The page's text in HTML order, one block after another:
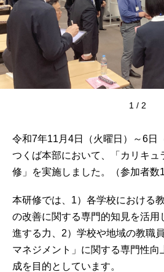
前
1 / 2
令和7年11月4日（火曜日）～6日
つくば本部において、「カリキュ
修」を実施しました。（参加者数
本研修では、1）各学校における
の改善に関する専門的知見を活用
進する力、2）学校や地域の教職
マネジメント」に関する専門性向
成を目的としています。